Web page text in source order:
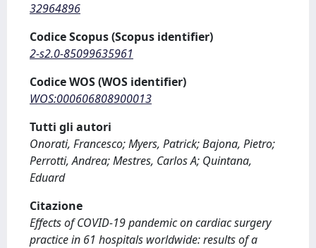
32964896
Codice Scopus (Scopus identifier)
2-s2.0-85099635961
Codice WOS (WOS identifier)
WOS:000606808900013
Tutti gli autori
Onorati, Francesco; Myers, Patrick; Bajona, Pietro;
Perrotti, Andrea; Mestres, Carlos A; Quintana,
Eduard
Citazione
Effects of COVID-19 pandemic on cardiac surgery
practice in 61 hospitals worldwide: results of a